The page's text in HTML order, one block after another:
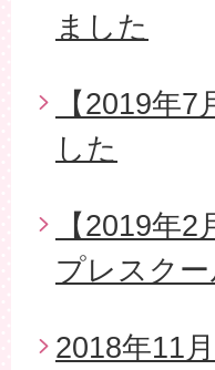
ました
【2019年
した
【2019年
プレスク
2018年11